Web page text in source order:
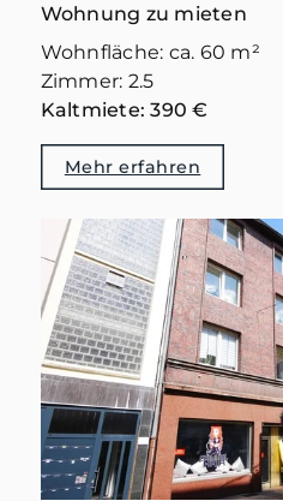
Wohnung zu mieten
Wohnfläche: ca. 60 m²
Zimmer: 2.5
Kaltmiete: 390 €
Mehr erfahren